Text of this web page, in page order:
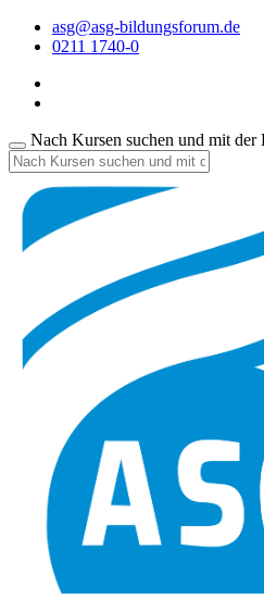
asg@asg-bildungsforum.de
0211 1740-0
Nach Kursen suchen und mit der